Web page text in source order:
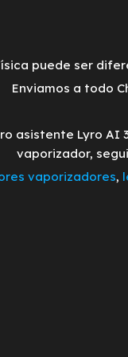
puede ser
Enviamos a todo
asistente Lyro AI
vaporizador,
vaporizadores,